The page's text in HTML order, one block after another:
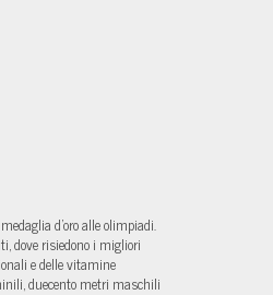
d’oro alle olimpiadi.
dove risiedono i migliori
e delle vitamine
duecento metri maschili